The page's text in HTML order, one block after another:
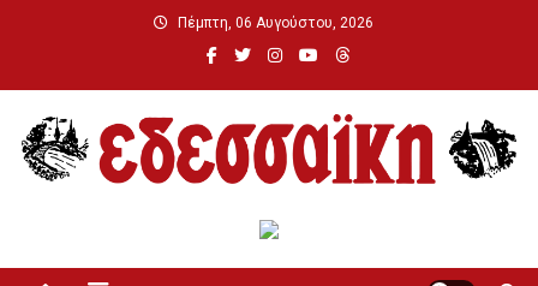
Πέμπτη, 06 Αυγούστου, 2026